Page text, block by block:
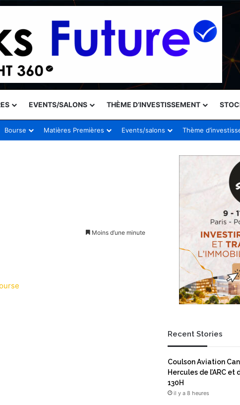
EVENTS/SALONS THÈME D’INVESTISSEMENT
Bourse Matières Premières Events/salons Thème
Moins d’une minute
Recent Stories
Coulson Aviation
Hercules de l’ARC
130H
il y a 8 heures